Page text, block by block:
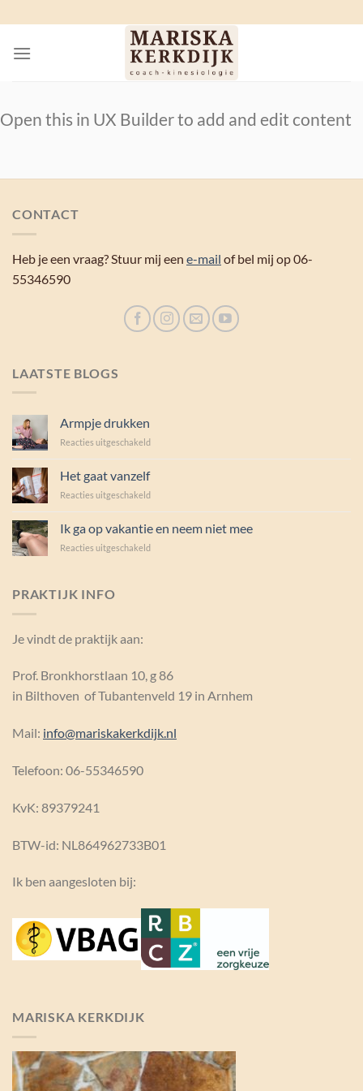
naar
inhoud
Open this in UX Builder to add and edit content
CONTACT
Heb je een vraag? Stuur mij een e-mail of bel mij op 06-
55346590
LAATSTE BLOGS
Armpje drukken
Reacties uitgeschakeldvoor
Het gaat vanzelf
Reacties uitgeschakeldvoor
vanzelf
Ik ga op vakantie en neem niet mee
Reacties uitgeschakeldvoor
PRAKTIJK INFO
Je vindt de praktijk aan:
Prof. Bronkhorstlaan 10, g 86
in Bilthoven of Tubantenveld 19 in Arnhem
Mail: info@mariskakerkdijk.nl
Telefoon: 06-55346590
KvK: 89379241
BTW-id: NL864962733B01
Ik ben aangesloten bij:
MARISKA KERKDIJK